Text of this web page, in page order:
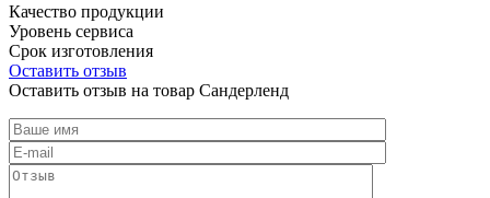
Качество продукции
Уровень сервиса
Срок изготовления
Оставить отзыв
Оставить отзыв на товар Сандерленд